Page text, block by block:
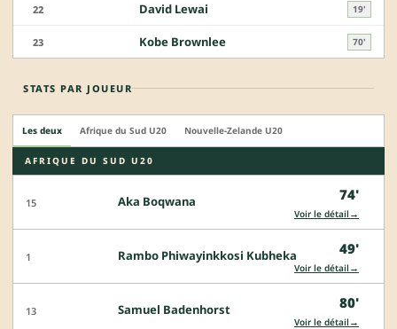
22 David Lewai 19'
23 Kobe Brownlee 70'
STATS PAR JOUEUR
Les deux Afrique du Sud U20 Nouvelle-Zelande U20
AFRIQUE DU SUD U20
15 Aka Boqwana 74'
Voir le détail →
1 Rambo Phiwayinkkosi Kubheka 49'
Voir le détail →
13 Samuel Badenhorst 80'
Voir le détail →